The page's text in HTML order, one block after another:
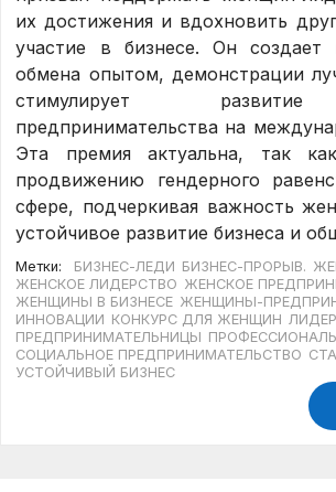
их достижения и вдохновить
участие в бизнесе. Он создает
обмена опытом, демонстрации
стимулирует
предпринимательства на
Эта премия актуальна, так
продвижению гендерного
сфере, подчеркивая важность
устойчивое развитие бизнеса и
Метки: БИЗНЕС-ЛЕДИ БИЗНЕС-ПРОРЫВ.
ЖЕНСКОЕ ЛИДЕРСТВО ЖЕНСКОЕ
ЖЕНЩИНЫ В БИЗНЕСЕ ЖЕНЩИНЫ-
ИННОВАЦИИ КОНКУРС ДЛЯ ЖЕНЩИН
ПРЕДПРИНИМАТЕЛЬНИЦЫ
СОЦИАЛЬНОЕ ПРЕДПРИНИМАТЕЛЬСТВО
УСТОЙЧИВЫЙ БИЗНЕС